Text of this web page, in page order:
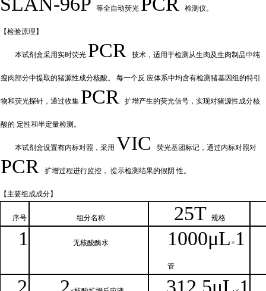
等全自动荧光 检测仪。
【检验原理】
本试剂盒采用实时荧光 PCR 技术，适用于检测从生肉及生肉制品中纯
瘦肉部分中提取的猪源性成分核酸。 每一个反 应体系中均含有检测猪基因组的特引
物和荧光探针，通过收集 PCR 扩增产生的荧光信号，实现对猪源性成分核
酸的 定性和半定量检测。
本试剂盒设置有内标对照，采用 VIC 荧光基团标记，通过内标对照对
PCR 扩增过程进行监控， 提示检测结果的假阴 性。
【主要组 成成分】
序号 组分名称 25T 规格
1 无核酸酶水 1000μL × 1
管